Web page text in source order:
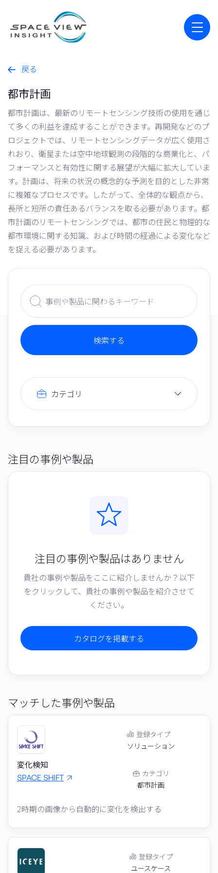
 戻る
都市計画
都市計画は、最新のリモートセンシング技術の使用を通じ
て多くの利益を達成することができます。再開発などのプ
ロジェクトでは、リモートセンシングデータが広く使用さ
れおり、衛星または空中地球観測の段階的な商業化と、パ
フォーマンスと有効性に関する展望が大幅に拡大していま
す。計画は、将来の状況の概念的な予測を目的とした非常
に複雑なプロセスです。したがって、全体的な観点から、
長所と短所の責任あるバランスを取る必要があります。都
市計画のリモートセンシングでは、都市の住民と物理的な
都市環境に関する知識、および時間の経過による変化など
を捉える必要があります。
カテゴリ
注目の事例や製品
注目の事例や製品はありません
貴社の事例や製品をここに紹介しませんか？以下
をクリックして、貴社の事例や製品を紹介させて
ください。
カタログを掲載する
マッチした事例や製品
変化検知
SPACE SHIFT
登録タイプ
ソリューション
カテゴリ
都市計画
2時期の画像から自動的に変化を検出する
登録タイプ
ユースケース